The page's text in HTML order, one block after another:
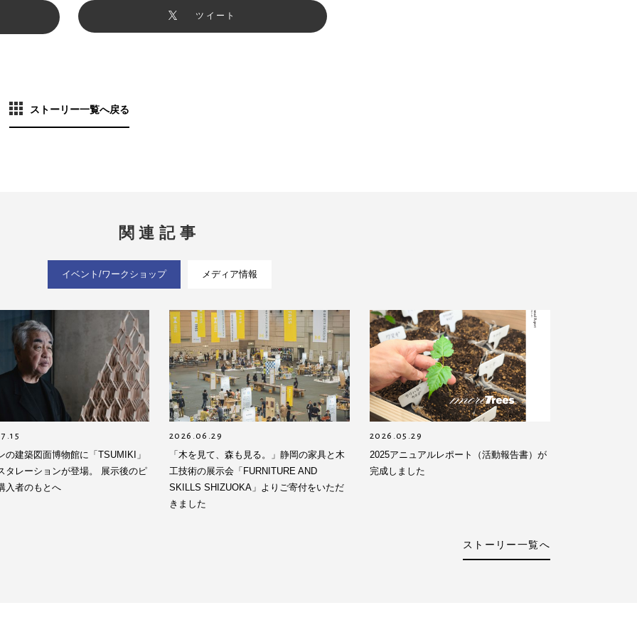
ツイート
ストーリー一覧へ戻る
関連記事
イベント/ワークショップ メディア情報
の建築図面博物館に「TSUMIKI」
タレーションが登場。 展示後のピ
入者のもとへ
2026.06.29
「木を見て、森も見る。」静岡の家具と木
工技術の展示会「FURNITURE AND
SKILLS SHIZUOKA」よりご寄付をいただ
きました
2026.05.29
2025アニュアルレポート（活動報告書）が
完成しました
ストーリー一覧へ